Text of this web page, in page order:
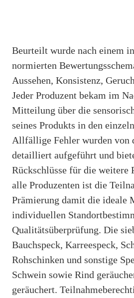
Beurteilt wurde nach einem
normierten
Aussehen, Konsistenz,
Jeder Produzent bekam im
Mitteilung über die
seines Produkts in den
Allfällige Fehler wurden von
detailliert aufgeführt und
Rückschlüsse für die weitere
alle Produzenten ist die
Prämierung damit die ideale
individuellen
Qualitätsüberprüfung. Die
Bauchspeck, Karreespeck,
Rohschinken und sonstige
Schwein sowie Rind
geräuchert.